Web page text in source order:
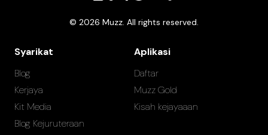
© 2026 Muzz. All rights reserved.
Syarikat
Blog
Kerjaya
Kit Media
Blog Kejuruteraan
Aplikasi
Daftar
Muzz Gold
Kisah kejayaaan